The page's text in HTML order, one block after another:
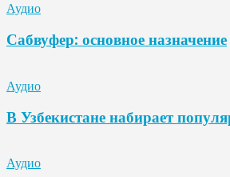
Аудио
Сабвуфер: основное назначение
Аудио
В Узбекистане набирает
Аудио